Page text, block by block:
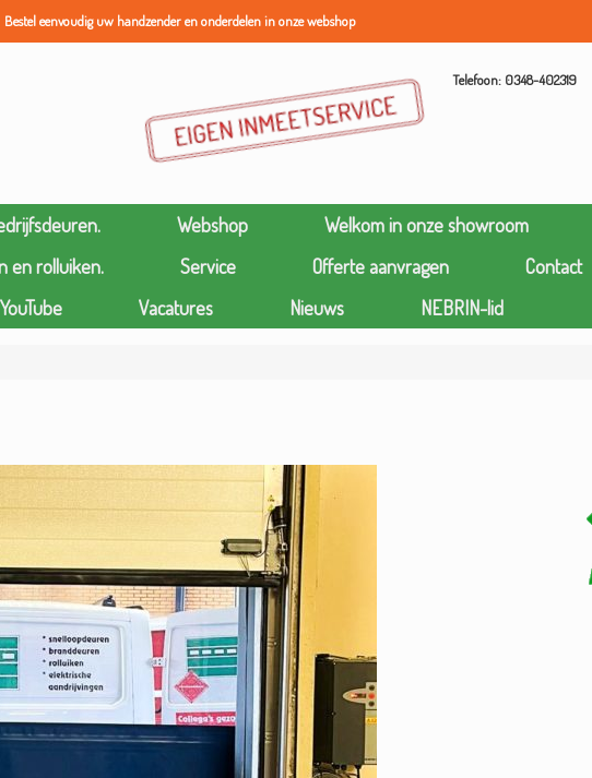
Bestel eenvoudig uw handzender en onderdelen in onze webshop
Telefoon: 0348-402319
Webshop Welkom in onze showroom
en rolluiken. Service Offerte aanvragen Contact
YouTube Vacatures Nieuws NEBRIN-lid